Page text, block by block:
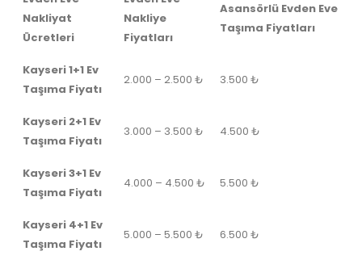
Nakliyat
Ücretleri
Nakliye
Fiyatları
Asansörlü Evden Eve
Taşıma Fiyatları
Kayseri 1+1 Ev
Taşıma Fiyatı
2.000 – 2.500 ₺ 3.500 ₺
Kayseri 2+1 Ev
Taşıma Fiyatı
3.000 – 3.500 ₺ 4.500 ₺
Kayseri 3+1 Ev
Taşıma Fiyatı
4.000 – 4.500 ₺ 5.500 ₺
Kayseri 4+1 Ev
Taşıma Fiyatı
5.000 – 5.500 ₺ 6.500 ₺